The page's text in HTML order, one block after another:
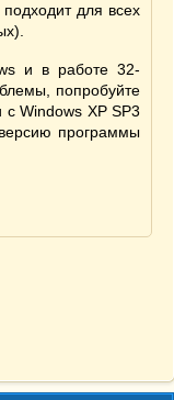
для всех
и в работе 32-
попробуйте
с Windows XP SP3
программы